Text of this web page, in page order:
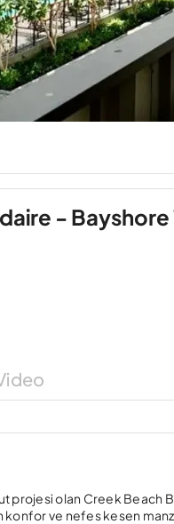
- Bayshore
projesi olan Creek
ve nefes kesen